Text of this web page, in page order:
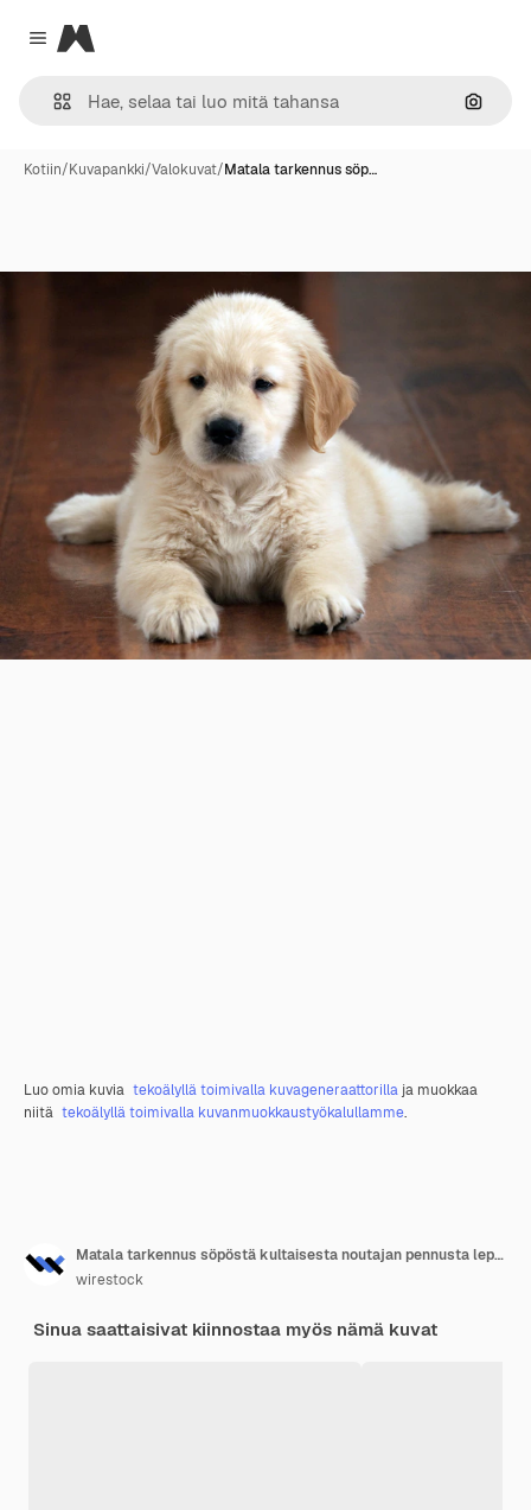
Close menu
Magnific
Hae
Kotiin/Kuvapankki/Valokuvat/Matala tarkennus söp…
Luo omia kuvia tekoälyllä toimivalla kuvageneraattorilla ja muokkaa
niitä tekoälyllä toimivalla kuvanmuokkaustyökalullamme.
Matala tarkennus söpöstä kultaisesta noutajan pennusta lepäämässä lattialla
wirestock
Sinua saattaisivat kiinnostaa myös nämä kuvat